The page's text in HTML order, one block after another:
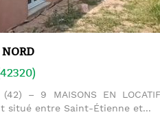
NORD
(42) – 9 MAISONS EN
situé entre Saint-Étienne et...